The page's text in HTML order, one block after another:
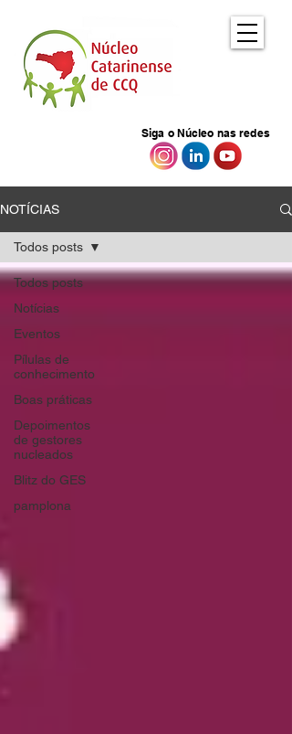
Siga o Núcleo nas redes
NOTÍCIAS
Todos posts
Notícias
Eventos
Pílulas de
conhecimento
Boas práticas
Depoimentos
de gestores
nucleados
Blitz do GES
pamplona
Todos posts